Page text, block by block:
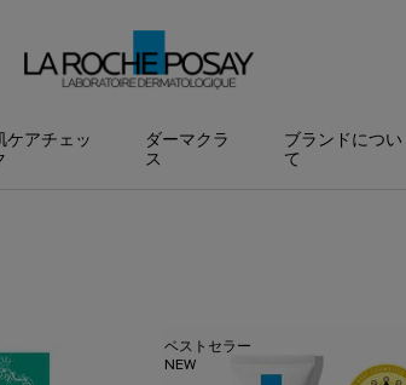
ケアチェッ
ダーマクラ
ス
ブランドについ
て
ベストセラー
NEW